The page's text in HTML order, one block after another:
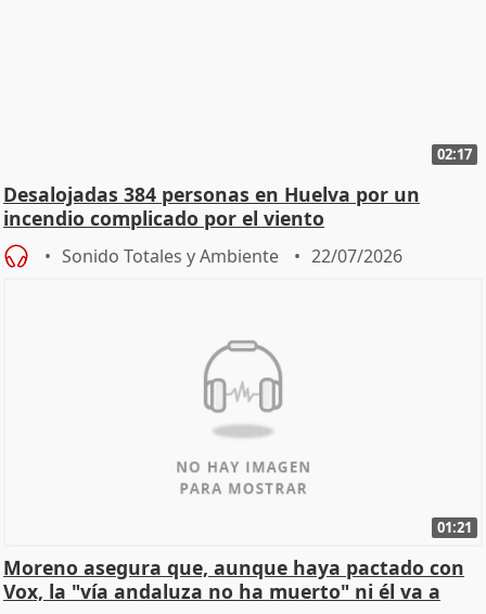
02:17
Desalojadas 384 personas en Huelva por un
incendio complicado por el viento
Sonido Totales y Ambiente 22/07/2026
01:21
Moreno asegura que, aunque haya pactado con
Vox, la "vía andaluza no ha muerto" ni él va a